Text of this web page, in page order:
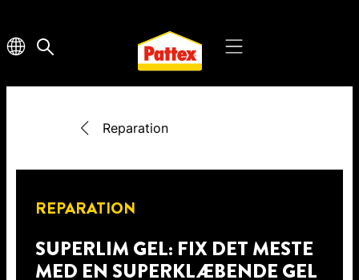
Reparation
REPARATION
SUPERLIM GEL: FIX DET MESTE
MED EN SUPERKLÆBENDE GEL